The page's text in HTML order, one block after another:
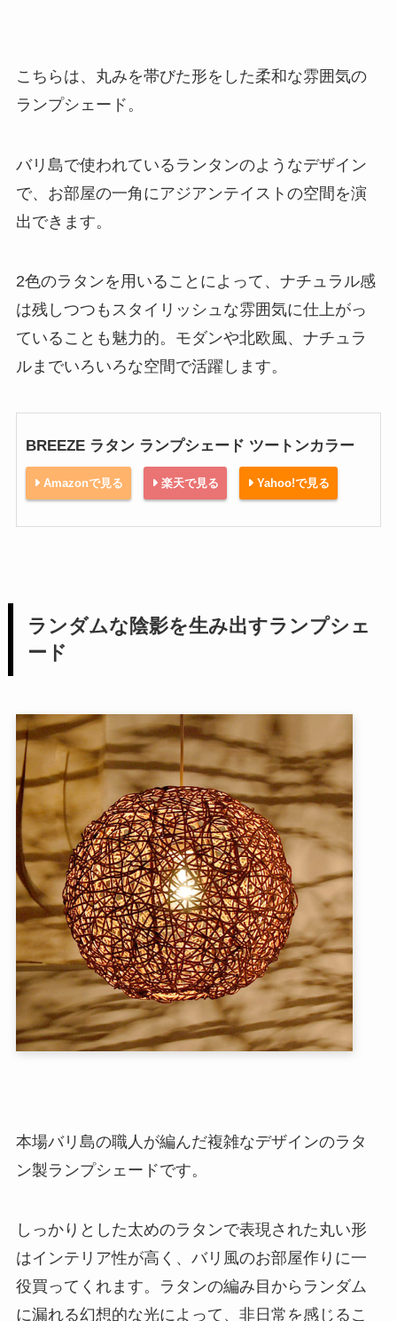
こちらは、丸みを帯びた形をした柔和な雰囲気の
ランプシェード。
バリ島で使われているランタンのようなデザイン
で、お部屋の一角にアジアンテイストの空間を演
出できます。
2色のラタンを用いることによって、ナチュラル感
は残しつつもスタイリッシュな雰囲気に仕上がっ
ていることも魅力的。モダンや北欧風、ナチュラ
ルまでいろいろな空間で活躍します。
BREEZE ラタン ランプシェード ツートンカラー
Amazonで見る 楽天で見る Yahoo!で見る
ランダムな陰影を生み出すランプシェ
ード
本場バリ島の職人が編んだ複雑なデザインのラタ
ン製ランプシェードです。
しっかりとした太めのラタンで表現された丸い形
はインテリア性が高く、バリ風のお部屋作りに一
役買ってくれます。ラタンの編み目からランダム
に漏れる幻想的な光によって、非日常を感じるこ